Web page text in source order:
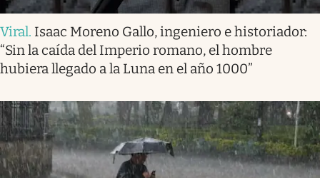
Viral. Isaac Moreno Gallo, ingeniero e historiador:
“Sin la caída del Imperio romano, el hombre
hubiera llegado a la Luna en el año 1000”